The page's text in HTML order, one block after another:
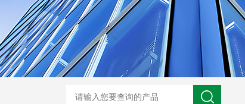
标准UL3320交联聚乙烯储能电缆 H05VVC4V5-K多芯屏蔽耐油电